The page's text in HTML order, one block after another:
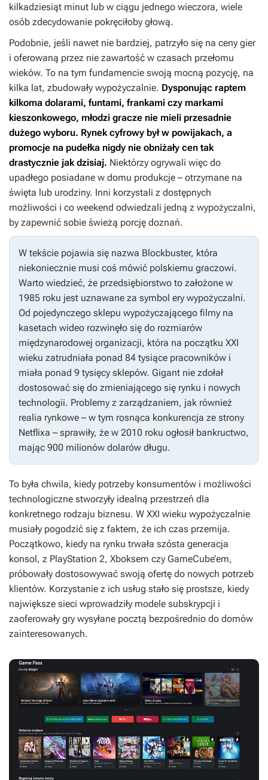
kilkadziesiąt minut lub w ciągu jednego wieczora, wiele
osób zdecydowanie pokręciłoby głową.
Podobnie, jeśli nawet nie bardziej, patrzyło się na ceny gier
i oferowaną przez nie zawartość w czasach przełomu
wieków. To na tym fundamencie swoją mocną pozycję, na
kilka lat, zbudowały wypożyczalnie. Dysponując raptem
kilkoma dolarami, funtami, frankami czy markami
kieszonkowego, młodzi gracze nie mieli przesadnie
dużego wyboru. Rynek cyfrowy był w powijakach, a
promocje na pudełka nigdy nie obniżały cen tak
drastycznie jak dzisiaj. Niektórzy ogrywali więc do
upadłego posiadane w domu produkcje – otrzymane na
święta lub urodziny. Inni korzystali z dostępnych
możliwości i co weekend odwiedzali jedną z wypożyczalni,
by zapewnić sobie świeżą porcję doznań.
W tekście pojawia się nazwa Blockbuster, która
niekoniecznie musi coś mówić polskiemu graczowi.
Warto wiedzieć, że przedsiębiorstwo to założone w
1985 roku jest uznawane za symbol ery wypożyczalni.
Od pojedynczego sklepu wypożyczającego filmy na
kasetach wideo rozwinęło się do rozmiarów
międzynarodowej organizacji, która na początku XXI
wieku zatrudniała ponad 84 tysiące pracowników i
miała ponad 9 tysięcy sklepów. Gigant nie zdołał
dostosować się do zmieniającego się rynku i nowych
technologii. Problemy z zarządzaniem, jak również
realia rynkowe – w tym rosnąca konkurencja ze strony
Netflixa – sprawiły, że w 2010 roku ogłosił bankructwo,
mając 900 milionów dolarów długu.
To była chwila, kiedy potrzeby konsumentów i możliwości
technologiczne stworzyły idealną przestrzeń dla
konkretnego rodzaju biznesu. W XXI wieku wypożyczalnie
musiały pogodzić się z faktem, że ich czas przemija.
Początkowo, kiedy na rynku trwała szósta generacja
konsol, z PlayStation 2, Xboksem czy GameCube’em,
próbowały dostosowywać swoją ofertę do nowych potrzeb
klientów. Korzystanie z ich usług stało się prostsze, kiedy
największe sieci wprowadziły modele subskrypcji i
zaoferowały gry wysyłane pocztą bezpośrednio do domów
zainteresowanych.